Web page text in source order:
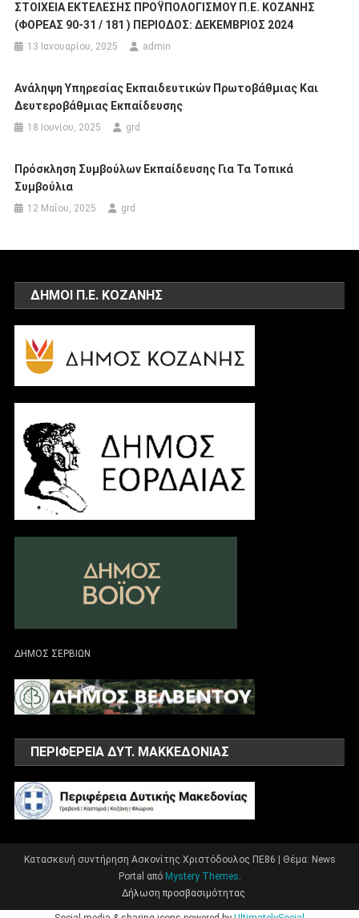
ΣΤΟΙΧΕΙΑ ΕΚΤΕΛΕΣΗΣ ΠΡΟΫΠΟΛΟΓΙΣΜΟΥ Π.Ε. ΚΟΖΑΝΗΣ
(ΦΟΡΕΑΣ 90-31 / 181 ) ΠΕΡΙΟΔΟΣ: ΔΕΚΕΜΒΡΙΟΣ 2024
13 Ιανουαρίου, 2025 admin
Ανάληψη Υπηρεσίας Εκπαιδευτικών Πρωτοβάθμιας Και
Δευτεροβάθμιας Εκπαίδευσης
18 Ιουνίου, 2025 grd
Πρόσκληση Συμβούλων Εκπαίδευσης Για Τα Τοπικά
Συμβούλια
12 Μαΐου, 2025 grd
ΔΗΜΟΙ Π.Ε. ΚΟΖΑΝΗΣ
ΔΗΜΟΣ ΣΕΡΒΙΩΝ
ΠΕΡΙΦΕΡΕΙΑ ΔΥΤ. ΜΑΚΚΕΔΟΝΙΑΣ
Κατασκευή συντήρηση Ασκονίτης Χριστόδουλος ΠΕ86
Θέμα: News
Portal από Mystery Themes.
Δήλωση προσβασιμότητας